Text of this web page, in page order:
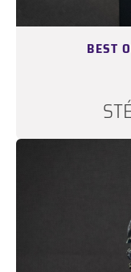
BEST